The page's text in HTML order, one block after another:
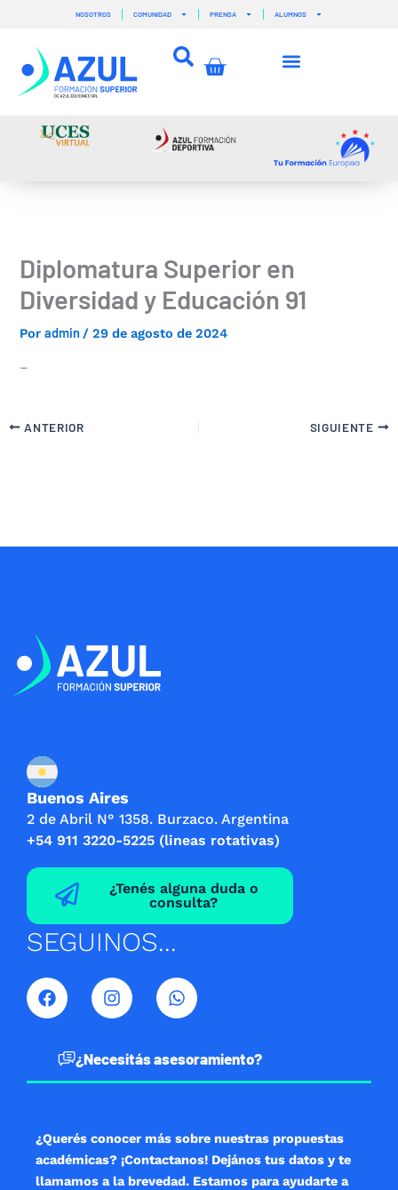
contenido
NOSOTROS COMUNIDAD PRENSA ALUMNOS
Carrito
Diplomatura Superior en
Diversidad y Educación 91
Poradmin /29 de agosto de 2024
–
ANTERIOR SIGUIENTE
Buenos Aires
2 de Abril N° 1358. Burzaco. Argentina
+54 911 3220-5225 (lineas rotativas)
¿Tenés alguna duda o
consulta?
SEGUINOS...
F
a
c
I
n
s
a
W
h
a
s
¿Necesitás asesoramiento?
¿Querés conocer más sobre nuestras propuestas
académicas? ¡Contactanos! Dejános tus datos y te
llamamos a la brevedad. Estamos para ayudarte a